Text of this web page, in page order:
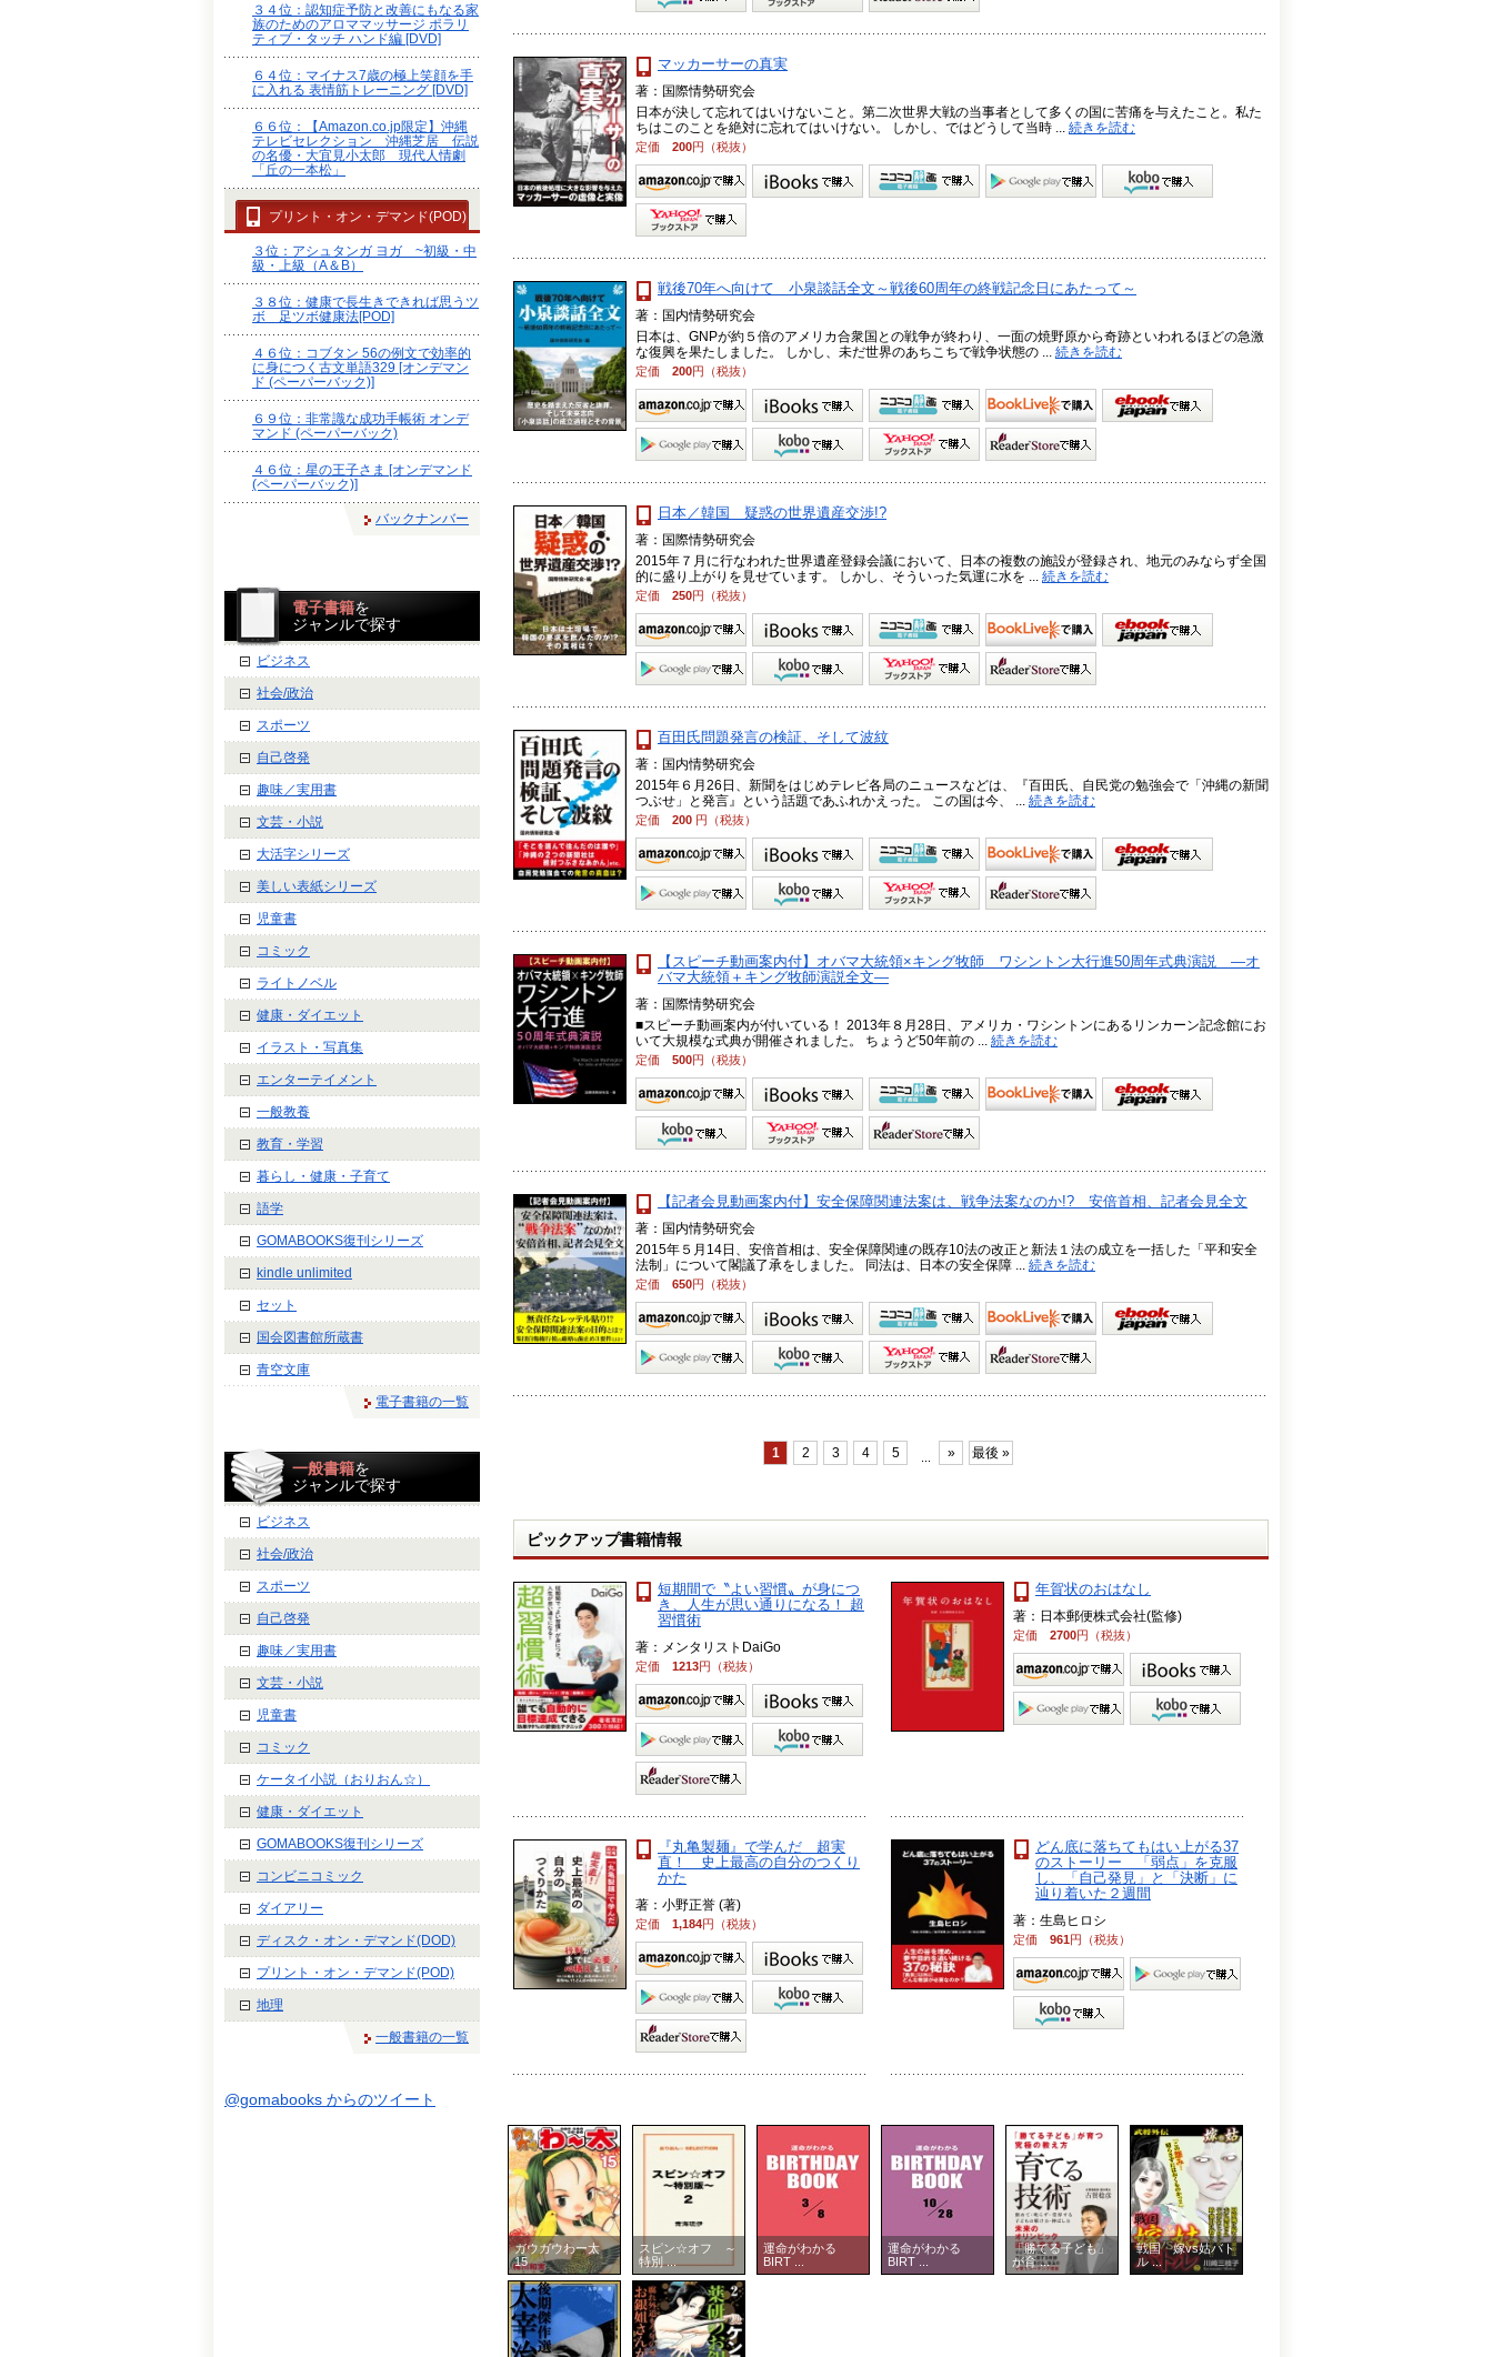
マッカーサーの真実
著：国際情勢研究会
日本が決して忘れてはいけないこと。第二次世界大戦の当事者として多くの国に苦痛を与えたこと。私た
ちはこのことを絶対に忘れてはいけない。 しかし、ではどうして当時 ... 続きを読む
定価 200円（税抜）
戦後70年へ向けて 小泉談話全文～戦後60周年の終戦記念日にあたって～
著：国内情勢研究会
日本は、GNPが約５倍のアメリカ合衆国との戦争が終わり、一面の焼野原から奇跡といわれるほどの急激
な復興を果たしました。 しかし、未だ世界のあちこちで戦争状態の ... 続きを読む
定価 200円（税抜）
日本／韓国 疑惑の世界遺産交渉!?
著：国際情勢研究会
2015年７月に行なわれた世界遺産登録会議において、日本の複数の施設が登録され、地元のみならず全国
的に盛り上がりを見せています。 しかし、そういった気運に水を ... 続きを読む
定価 250円（税抜）
百田氏問題発言の検証、そして波紋
著：国内情勢研究会
2015年６月26日、新聞をはじめテレビ各局のニュースなどは、『百田氏、自民党の勉強会で「沖縄の新聞
つぶせ」と発言』という話題であふれかえった。 この国は今、 ... 続きを読む
定価 200 円（税抜）
【スピーチ動画案内付】オバマ大統領×キング牧師 ワシントン大行進50周年式典演説 ―オ
バマ大統領＋キング牧師演説全文―
著：国際情勢研究会
■スピーチ動画案内が付いている！ 2013年８月28日、アメリカ・ワシントンにあるリンカーン記念館にお
いて大規模な式典が開催されました。 ちょうど50年前の ... 続きを読む
定価 500円（税抜）
【記者会見動画案内付】安全保障関連法案は、戦争法案なのか!? 安倍首相、記者会見全文
著：国内情勢研究会
2015年５月14日、安倍首相は、安全保障関連の既存10法の改正と新法１法の成立を一括した「平和安全
法制」について閣議了承をしました。 同法は、日本の安全保障 ... 続きを読む
定価 650円（税抜）
1 2 3 4 5 » 最後 »
ピックアップ書籍情報
短期間で〝よい習慣〟が身につ
き、人生が思い通りになる！ 超
習慣術
著：メンタリストDaiGo
定価 1213円（税抜）
年賀状のおはなし
著：日本郵便株式会社(監修)
定価 2700円（税抜）
『丸亀製麺』で学んだ 超実
直！ 史上最高の自分のつくり
かた
著：小野正誉 (著)
定価 1,184円（税抜）
どん底に落ちてもはい上がる37
のストーリー 「弱点」を克服
し、「自己発見」と「決断」に
辿り着いた２週間
著：生島ヒロシ
定価 961円（税抜）
３４位：認知症予防と改善にもなる家
族のためのアロママッサージ ポラリ
ティブ・タッチ ハンド編 [DVD]
６４位：マイナス7歳の極上笑顔を手
に入れる 表情筋トレーニング [DVD]
６６位：【Amazon.co.jp限定】沖縄
テレビセレクション 沖縄芝居 伝説
の名優・大宜見小太郎 現代人情劇
「丘の一本松」
プリント・オン・デマンド(POD)
３位：アシュタンガ ヨガ ~初級・中
級・上級（A＆B）
３８位：健康で長生きできれば思うツ
ボ 足ツボ健康法[POD]
４６位：コブタン 56の例文で効率的
に身につく古文単語329 [オンデマン
ド (ペーパーバック)]
６９位：非常識な成功手帳術 オンデ
マンド (ペーパーバック)
４６位：星の王子さま [オンデマンド
(ペーパーバック)]
バックナンバー
電子書籍を
ジャンルで探す
ビジネス
社会/政治
スポーツ
自己啓発
趣味／実用書
文芸・小説
大活字シリーズ
美しい表紙シリーズ
児童書
コミック
ライトノベル
健康・ダイエット
イラスト・写真集
エンターテイメント
一般教養
教育・学習
暮らし・健康・子育て
語学
GOMABOOKS復刊シリーズ
kindle unlimited
セット
国会図書館所蔵書
青空文庫
電子書籍の一覧
一般書籍を
ジャンルで探す
ビジネス
社会/政治
スポーツ
自己啓発
趣味／実用書
文芸・小説
児童書
コミック
ケータイ小説（おりおん☆）
健康・ダイエット
GOMABOOKS復刊シリーズ
コンビニコミック
ダイアリー
ディスク・オン・デマンド(DOD)
プリント・オン・デマンド(POD)
地理
一般書籍の一覧
@gomabooks からのツイート
ガウガウわー太
15
スピン☆オフ ～
特別 ...
運命がわかる
BIRT ...
運命がわかる
BIRT ...
「勝てる子ども」
が育 ...
戦国 嫁vs姑バト
ル ...